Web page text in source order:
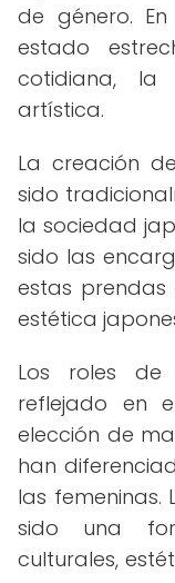
de género.
estado
cotidiana, la
artística.
La creación
sido
la sociedad
sido las
estas
estética
Los roles
reflejado en
elección de
han
las femeninas.
sido una
culturales,